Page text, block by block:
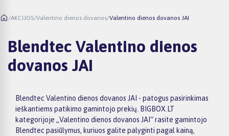
/AKCIJOS/Valentino dienos dovanos/Valentino dienos dovanos JAI
Blendtec Valentino dienos
dovanos JAI
Blendtec Valentino dienos dovanos JAI - patogus pasirinkimas
ieškantiems patikimo gamintojo prekių. BIGBOX.LT
kategorijoje „Valentino dienos dovanos JAI“ rasite gamintojo
Blendtec pasiūlymus, kuriuos galite palyginti pagal kainą,